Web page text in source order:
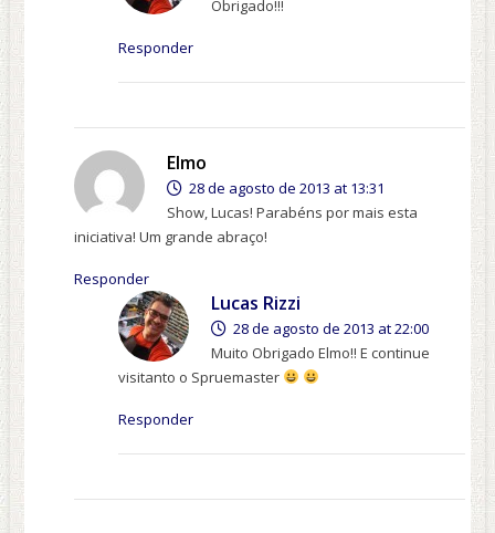
Obrigado!!!
Responder
Elmo
28 de agosto de 2013 at 13:31
Show, Lucas! Parabéns por mais esta
iniciativa! Um grande abraço!
Responder
Lucas Rizzi
28 de agosto de 2013 at 22:00
Muito Obrigado Elmo!! E continue
visitanto o Spruemaster
Responder